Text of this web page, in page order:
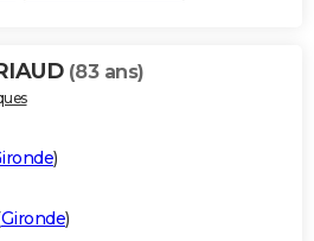
(83 ans)
)
Gironde)